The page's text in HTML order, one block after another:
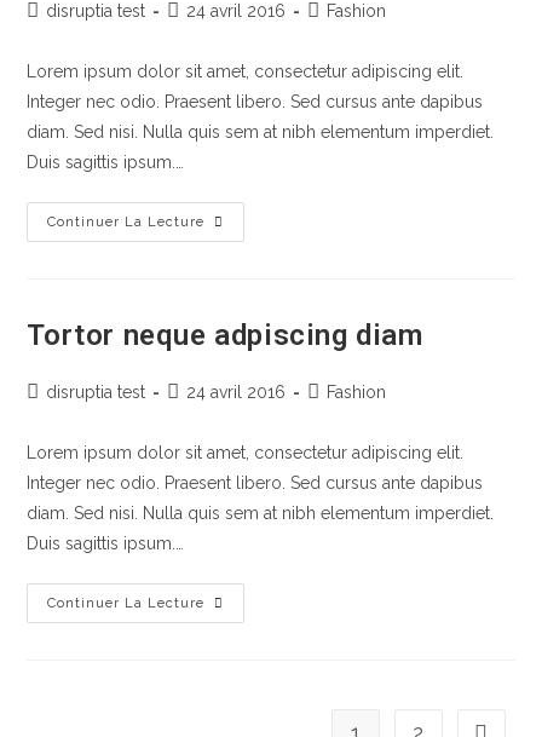
disruptia test 24 avril 2016 Fashion
Lorem ipsum dolor sit amet, consectetur adipiscing elit.
Integer nec odio. Praesent libero. Sed cursus ante dapibus
diam. Sed nisi. Nulla quis sem at nibh elementum imperdiet.
Duis sagittis ipsum.…
Continuer La Lecture
Tortor neque adpiscing diam
disruptia test 24 avril 2016 Fashion
Lorem ipsum dolor sit amet, consectetur adipiscing elit.
Integer nec odio. Praesent libero. Sed cursus ante dapibus
diam. Sed nisi. Nulla quis sem at nibh elementum imperdiet.
Duis sagittis ipsum.…
Continuer La Lecture